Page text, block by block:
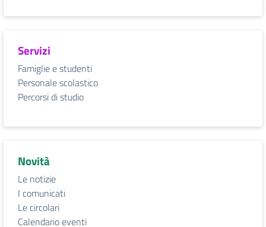
Servizi
Famiglie e studenti
Personale scolastico
Percorsi di studio
Novità
Le notizie
I comunicati
Le circolari
Calendario eventi